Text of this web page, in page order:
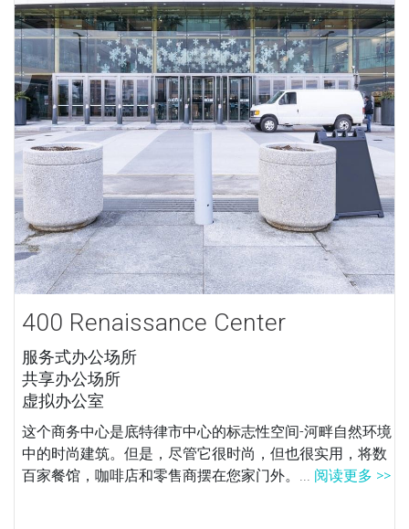
400 Renaissance Center
服务式办公场所
共享办公场所
虚拟办公室
这个商务中心是底特律市中心的标志性空间-河畔自然环境
中的时尚建筑。但是，尽管它很时尚，但也很实用，将数
百家餐馆，咖啡店和零售商摆在您家门外。... 阅读更多 >>